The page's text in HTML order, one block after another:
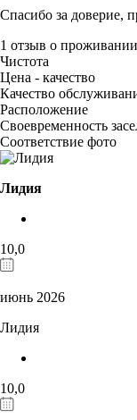
Спасибо за доверие,
1 отзыв о
Чистота
Цена - качество
Качество
Расположение
Своевременность
Соответствие фото
Лидия
10,0
июнь 2026
Лидия
10,0